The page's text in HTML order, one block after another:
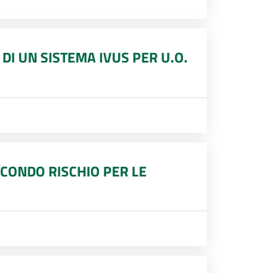
UN SISTEMA IVUS PER U.O.
RISCHIO PER LE